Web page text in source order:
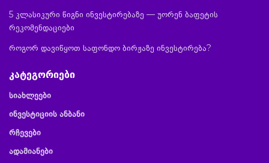
5 კლასიკური წიგნი ინვესტირებაზე — უორენ ბაფეტის
რეკომენდაციები
როგორ დავიწყოთ საფონდო ბირჟაზე ინვესტირება?
კატეგორიები
სიახლეები
ინვესტიციის ანბანი
რჩევები
ადამიანები